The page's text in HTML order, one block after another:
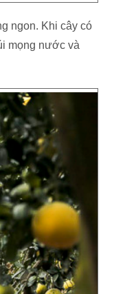
ngon. Khi cây có
mọng nước và